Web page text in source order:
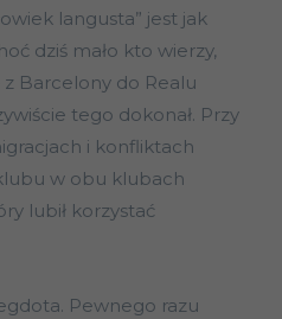
langusta” jest jak
dziś mało kto wierzy,
Barcelony do Realu
tego dokonał. Przy
i konfliktach
w obu klubach
lubił korzystać
Pewnego razu